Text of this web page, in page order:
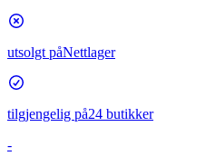
utsolgt påNettlager
tilgjengelig på24 butikker
-